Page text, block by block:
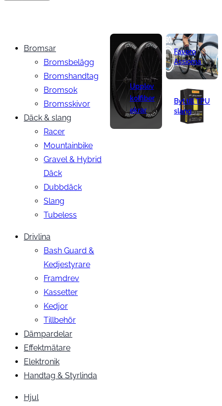
Bromsar
Bromsbelägg
Bromshandtag
Bromsok
Bromsskivor
Däck & slang
Racer
Mountainbike
Gravel & Hybrid
Däck
Dubbdäck
Slang
Tubeless
Drivlina
Bash Guard &
Kedjestyrare
Framdrev
Kassetter
Kedjor
Tillbehör
Dämpardelar
Effektmätare
Elektronik
Handtag & Styrlinda
Hjul
Upplev
kolfiber
ekrar
Favero
Assioma
Byt till TPU
slang